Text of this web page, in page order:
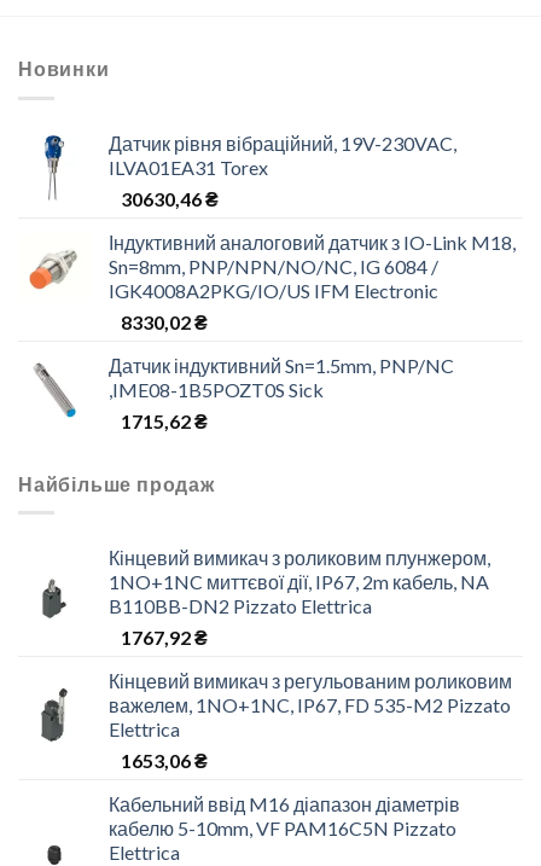
Новинки
Датчик рівня вібраційний, 19V-230VAC,
ILVA01EA31 Torex
30630,46₴
Індуктивний аналоговий датчик з IO-Link M18,
Sn=8mm, PNP/NPN/NO/NC, IG 6084 /
IGK4008A2PKG/IO/US IFM Electronic
8330,02₴
Датчик індуктивний Sn=1.5mm, PNP/NC
,IME08-1B5POZT0S Sick
1715,62₴
Найбільше продаж
Кінцевий вимикач з роликовим плунжером,
1NO+1NC миттєвої дії, IP67, 2m кабель, NA
B110BB-DN2 Pizzato Elettrica
1767,92₴
Кінцевий вимикач з регульованим роликовим
важелем, 1NO+1NC, IP67, FD 535-M2 Pizzato
Elettrica
1653,06₴
Кабельний ввід M16 діапазон діаметрів
кабелю 5-10mm, VF PAM16C5N Pizzato
Elettrica